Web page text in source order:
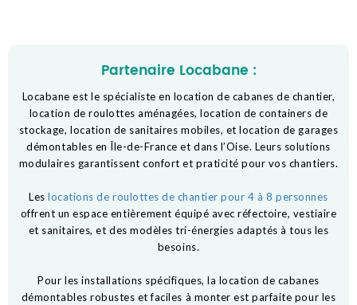
Partenaire Locabane :
Locabane est le spécialiste en location de cabanes de chantier,
location de roulottes aménagées, location de containers de
stockage, location de sanitaires mobiles, et location de garages
démontables en Île-de-France et dans l’Oise. Leurs solutions
modulaires garantissent confort et praticité pour vos chantiers.
Leslocations de roulottes de chantier pour 4 à 8 personnes
offrent un espace entièrement équipé avec réfectoire, vestiaire
et sanitaires, et des modèles tri-énergies adaptés à tous les
besoins.
Pour les installations spécifiques, la location de cabanes
démontables robustes et faciles à monter est parfaite pour les